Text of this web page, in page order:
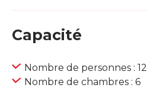
Capacité
Nombre de personnes : 12
Nombre de chambres : 6